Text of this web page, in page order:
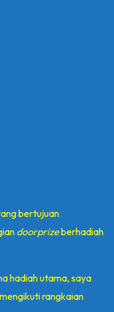
bertujuan
doorprizeberhadiah
hadiah utama, saya
rangkaian